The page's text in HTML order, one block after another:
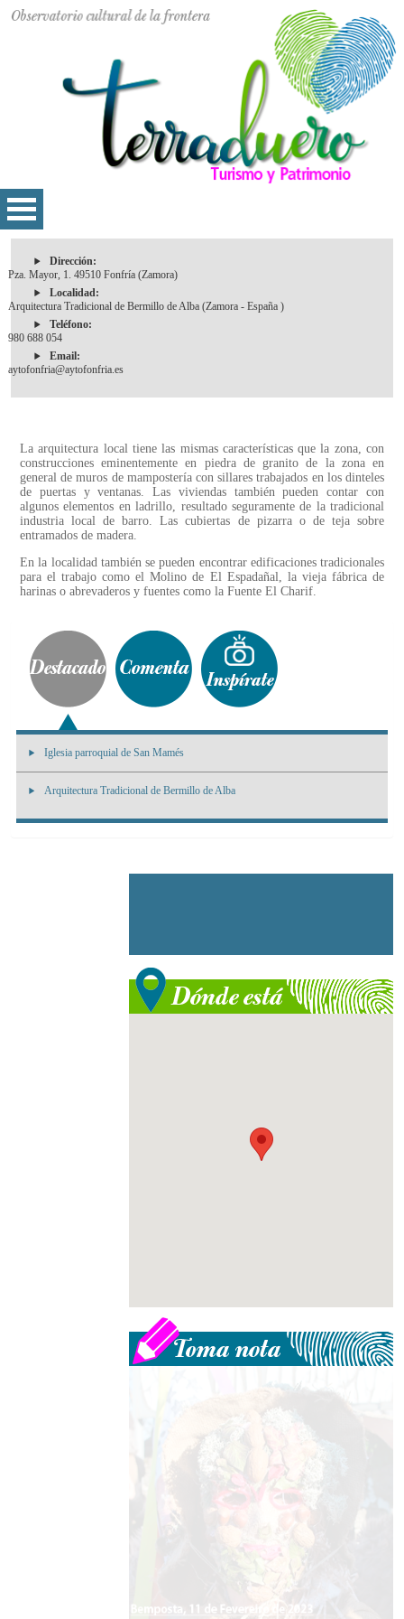
Dirección:
Pza. Mayor, 1. 49510 Fonfría (Zamora)
Localidad:
Arquitectura Tradicional de Bermillo de Alba (Zamora - España )
Teléfono:
980 688 054
Email:
aytofonfria@aytofonfria.es
La arquitectura local tiene las mismas características que la zona, con
construcciones eminentemente en piedra de granito de la zona en
general de muros de mampostería con sillares trabajados en los dinteles
de puertas y ventanas. Las viviendas también pueden contar con
algunos elementos en ladrillo, resultado seguramente de la tradicional
industria local de barro. Las cubiertas de pizarra o de teja sobre
entramados de madera.
En la localidad también se pueden encontrar edificaciones tradicionales
para el trabajo como el Molino de El Espadañal, la vieja fábrica de
harinas o abrevaderos y fuentes como la Fuente El Charif.
Iglesia parroquial de San Mamés
Arquitectura Tradicional de Bermillo de Alba